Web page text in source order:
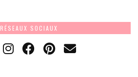
RÉSEAUX SOCIAUX